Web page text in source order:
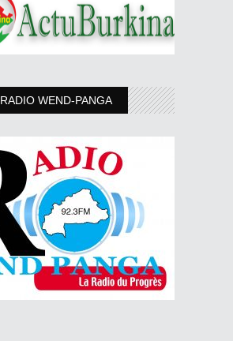
RADIO WEND-PANGA